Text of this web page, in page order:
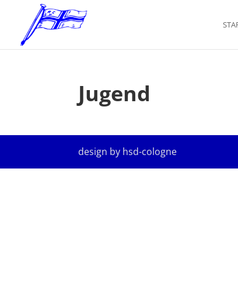
Jugend
design by hsd-cologne